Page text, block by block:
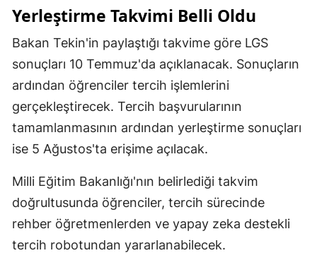
Yerleştirme Takvimi Belli Oldu
Bakan Tekin'in paylaştığı takvime göre LGS
sonuçları 10 Temmuz'da açıklanacak. Sonuçların
ardından öğrenciler tercih işlemlerini
gerçekleştirecek. Tercih başvurularının
tamamlanmasının ardından yerleştirme sonuçları
ise 5 Ağustos'ta erişime açılacak.
Milli Eğitim Bakanlığı'nın belirlediği takvim
doğrultusunda öğrenciler, tercih sürecinde
rehber öğretmenlerden ve yapay zeka destekli
tercih robotundan yararlanabilecek.